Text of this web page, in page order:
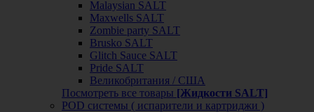
Malaysian SALT
Maxwells SALT
Zombie party SALT
Brusko SALT
Glitch Sauce SALT
Pride SALT
Великобритания / США
Посмотреть все товары [Жидкости SALT]
POD системы ( испарители и картриджи )